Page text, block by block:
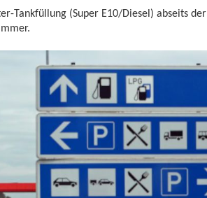
Tankfüllung (Super E10/Diesel) abseits der